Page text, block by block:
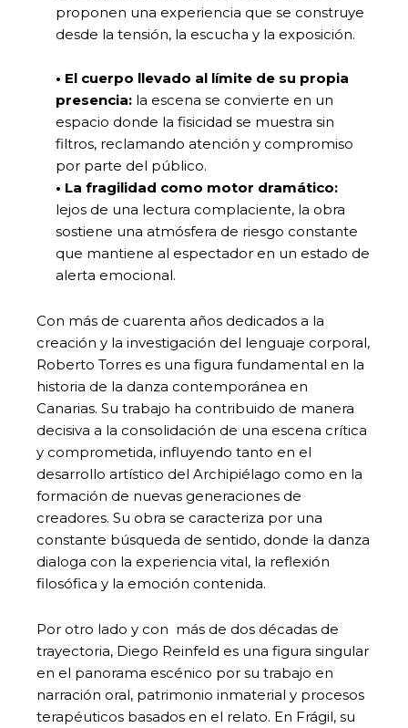
proponen una experiencia que se construye
desde la tensión, la escucha y la exposición.
• El cuerpo llevado al límite de su propia
presencia: la escena se convierte en un
espacio donde la fisicidad se muestra sin
filtros, reclamando atención y compromiso
por parte del público.
• La fragilidad como motor dramático:
lejos de una lectura complaciente, la obra
sostiene una atmósfera de riesgo constante
que mantiene al espectador en un estado de
alerta emocional.
Con más de cuarenta años dedicados a la
creación y la investigación del lenguaje corporal,
Roberto Torres es una figura fundamental en la
historia de la danza contemporánea en
Canarias. Su trabajo ha contribuido de manera
decisiva a la consolidación de una escena crítica
y comprometida, influyendo tanto en el
desarrollo artístico del Archipiélago como en la
formación de nuevas generaciones de
creadores. Su obra se caracteriza por una
constante búsqueda de sentido, donde la danza
dialoga con la experiencia vital, la reflexión
filosófica y la emoción contenida.
Por otro lado y con más de dos décadas de
trayectoria, Diego Reinfeld es una figura singular
en el panorama escénico por su trabajo en
narración oral, patrimonio inmaterial y procesos
terapéuticos basados en el relato. En Frágil, su